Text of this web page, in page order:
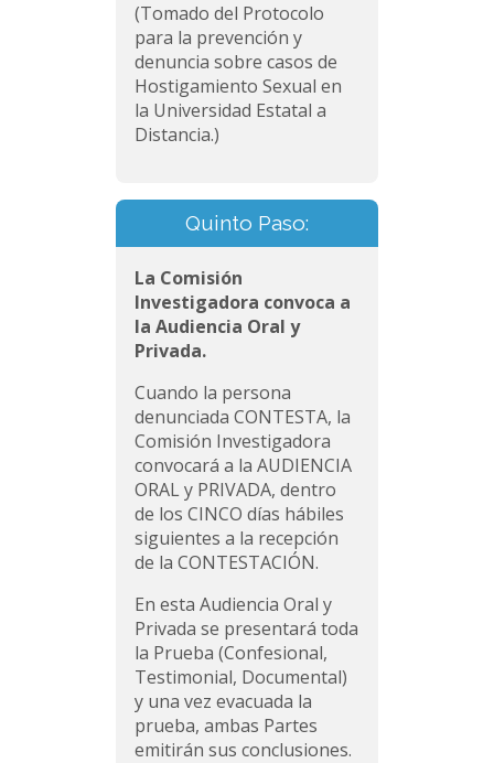
(Tomado del Protocolo
para la prevención y
denuncia sobre casos de
Hostigamiento Sexual en
la Universidad Estatal a
Distancia.)
Quinto Paso:
La Comisión
Investigadora convoca a
la Audiencia Oral y
Privada.
Cuando la persona
denunciada CONTESTA, la
Comisión Investigadora
convocará a la AUDIENCIA
ORAL y PRIVADA, dentro
de los CINCO días hábiles
siguientes a la recepción
de la CONTESTACIÓN.
En esta Audiencia Oral y
Privada se presentará toda
la Prueba (Confesional,
Testimonial, Documental)
y una vez evacuada la
prueba, ambas Partes
emitirán sus conclusiones.